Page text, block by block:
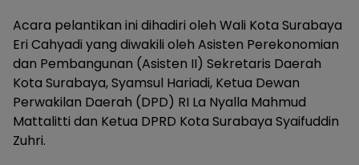
Acara pelantikan ini dihadiri oleh Wali Kota Surabaya
Eri Cahyadi yang diwakili oleh Asisten Perekonomian
dan Pembangunan (Asisten II) Sekretaris Daerah
Kota Surabaya, Syamsul Hariadi, Ketua Dewan
Perwakilan Daerah (DPD) RI La Nyalla Mahmud
Mattalitti dan Ketua DPRD Kota Surabaya Syaifuddin
Zuhri.